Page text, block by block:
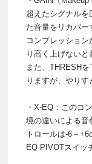
超えたシグナルを
た音量をリカバー
コンプレッショ
り高く上げないと
また、THRESH
りますが、やりす
・X-EQ：このコ
境の違いによる音
トロールは-6～
EQ PIVOTスイッ